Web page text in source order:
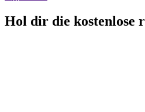
Hol dir die kostenlose